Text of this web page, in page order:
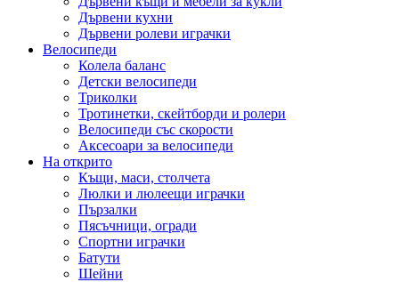
Дървени кухни
Дървени ролеви играчки
Велосипеди
Колела баланс
Детски велосипеди
Триколки
Тротинетки, скейтборди и ролери
Велосипеди със скорости
Аксесоари за велосипеди
На открито
Къщи, маси, столчета
Люлки и люлеещи играчки
Пързалки
Пясъчници, огради
Спортни играчки
Батути
Шейни